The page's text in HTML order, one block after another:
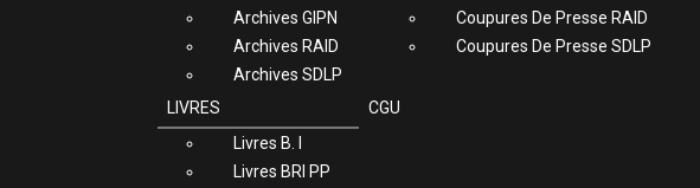
Archives GIPN
Archives RAID
Archives SDLP
Coupures De Presse RAID
Coupures De Presse SDLP
LIVRES
Livres B. I
Livres BRI PP
CGU